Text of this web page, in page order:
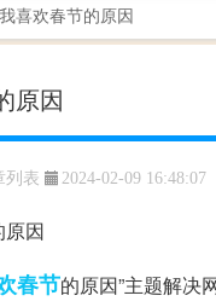
我喜欢春节的原因
原因
列表 2024-02-09 16:48:07
春节的原因”主题解决